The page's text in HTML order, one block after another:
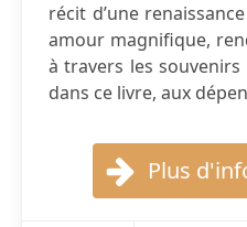
récit d’une
amour magnifique,
à travers les
dans ce livre, aux
Plus